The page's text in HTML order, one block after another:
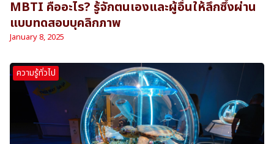
MBTI คืออะไร? รู้จักตนเองและผู้อื่นให้ลึกซึ้งผ่าน
แบบทดสอบบุคลิกภาพ
January 8, 2025
ความรู้ทั่วไป